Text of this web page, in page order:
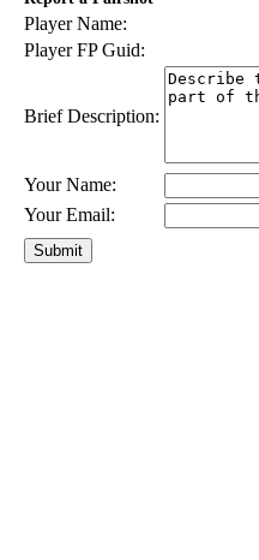
Player Name:
Player FP Guid:
Brief Description:
Your Name:
Your Email: